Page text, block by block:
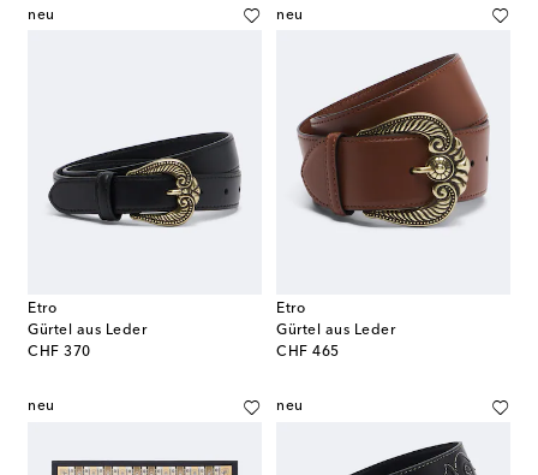
neu
Etro
Gürtel aus Leder
CHF 370
original price
neu
Etro
Gürtel aus Leder
CHF 465
original price
neu neu